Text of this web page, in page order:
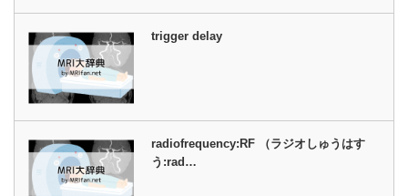
trigger delay
radiofrequency:RF （ラジオしゅうはす
う:rad…